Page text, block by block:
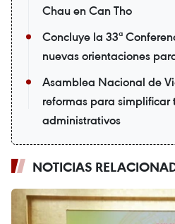
Chau en Can Tho
Concluye la 33ª
nuevas orientaciones
Asamblea Nacional de
reformas para simplificar
administrativos
NOTICIAS